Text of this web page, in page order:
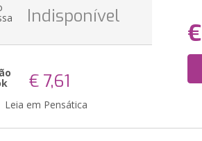
Indisponível
€ 7,61
Leia em Pensática